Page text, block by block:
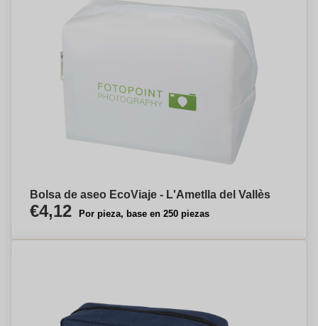
Bolsa de aseo EcoViaje - L'Ametlla del Vallès
€4,12 Por pieza, base en 250 piezas